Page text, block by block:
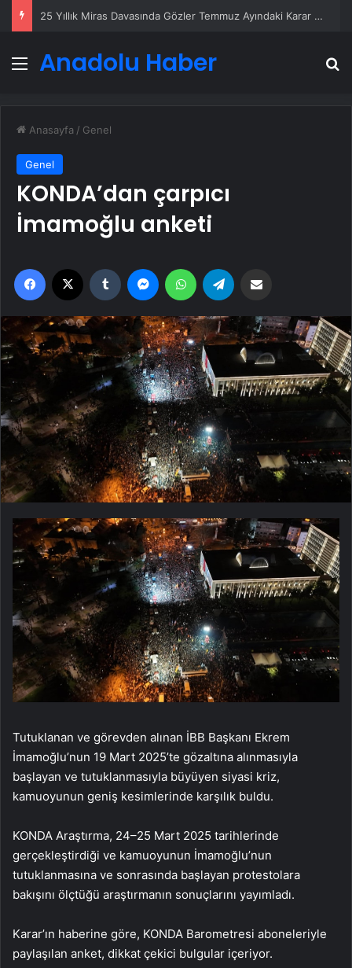
25 Yıllık Miras Davasında Gözler Temmuz Ayındaki Karar Duruşmasına Çevrildi
Menü
Anadolu Haber
Anasayfa / Genel
Genel
KONDA’dan çarpıcı
İmamoğlu anketi
Facebook Tumblr MessengerWhatsApp
Tutuklanan ve görevden alınan İBB Başkanı Ekrem
İmamoğlu’nun 19 Mart 2025’te gözaltına alınmasıyla
başlayan ve tutuklanmasıyla büyüyen siyasi kriz,
kamuoyunun geniş kesimlerinde karşılık buldu.
KONDA Araştırma, 24–25 Mart 2025 tarihlerinde
gerçekleştirdiği ve kamuoyunun İmamoğlu’nun
tutuklanmasına ve sonrasında başlayan protestolara
bakışını ölçtüğü araştırmanın sonuçlarını yayımladı.
Karar’ın haberine göre, KONDA Barometresi aboneleriyle
paylaşılan anket, dikkat çekici bulgular içeriyor.